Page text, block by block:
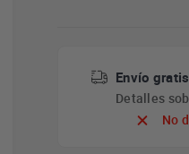
Envío
Detalles
No